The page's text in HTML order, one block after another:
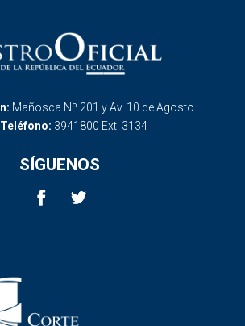
Mañosca Nº 201 y Av. 10 de Agosto
Teléfono: 3941800 Ext. 3134
SÍGUENOS